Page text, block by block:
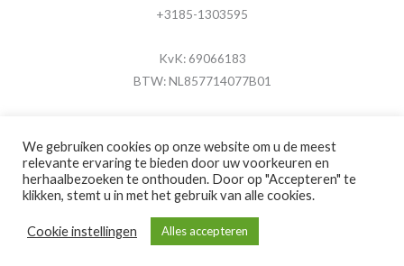
+3185-1303595
KvK: 69066183
BTW: NL857714077B01
Copyright © 2026 MijnFotolijstje.nl
Powered by Brouwer Digitaal
We gebruiken cookies op onze website om u de meest
relevante ervaring te bieden door uw voorkeuren en
herhaalbezoeken te onthouden. Door op "Accepteren" te
klikken, stemt u in met het gebruik van alle cookies.
Cookie instellingen Alles accepteren